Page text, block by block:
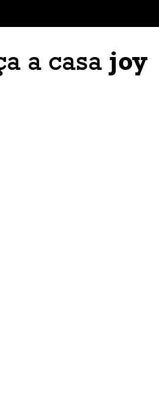
a casa joy